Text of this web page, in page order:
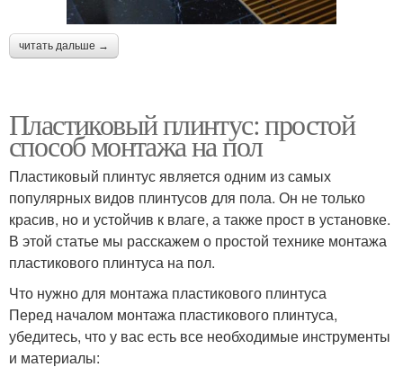
читать дальше →
Пластиковый плинтус: простой
способ монтажа на пол
Пластиковый плинтус является одним из самых
популярных видов плинтусов для пола. Он не только
красив, но и устойчив к влаге, а также прост в установке.
В этой статье мы расскажем о простой технике монтажа
пластикового плинтуса на пол.
Что нужно для монтажа пластикового плинтуса
Перед началом монтажа пластикового плинтуса,
убедитесь, что у вас есть все необходимые инструменты
и материалы: